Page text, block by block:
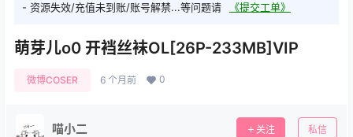
- 资源失效/充值未到账/账号解禁...等问题请
《提交工单》
萌芽儿o0 开裆丝袜OL[26P-233MB]VIP
微博COSER 6 个月前 0
喵小二 关注 私信